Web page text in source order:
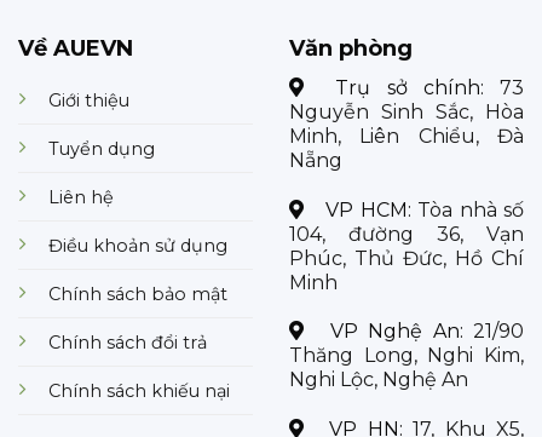
Về AUEVN
Giới thiệu
Tuyển dụng
Liên hệ
Điều khoản sử dụng
Chính sách bảo mật
Chính sách đổi trả
Chính sách khiếu nại
Văn phòng
Trụ sở chính: 73
Nguyễn Sinh Sắc, Hòa
Minh, Liên Chiểu, Đà
Nẵng
VP HCM: Tòa nhà số
104, đường 36, Vạn
Phúc, Thủ Đức, Hồ Chí
Minh
VP Nghệ An: 21/90
Thăng Long, Nghi Kim,
Nghi Lộc, Nghệ An
VP HN:17, Khu X5,